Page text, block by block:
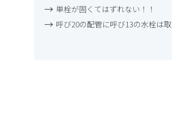
単栓が固くてはずれない！！
呼び20の配管に呼び13の水栓は